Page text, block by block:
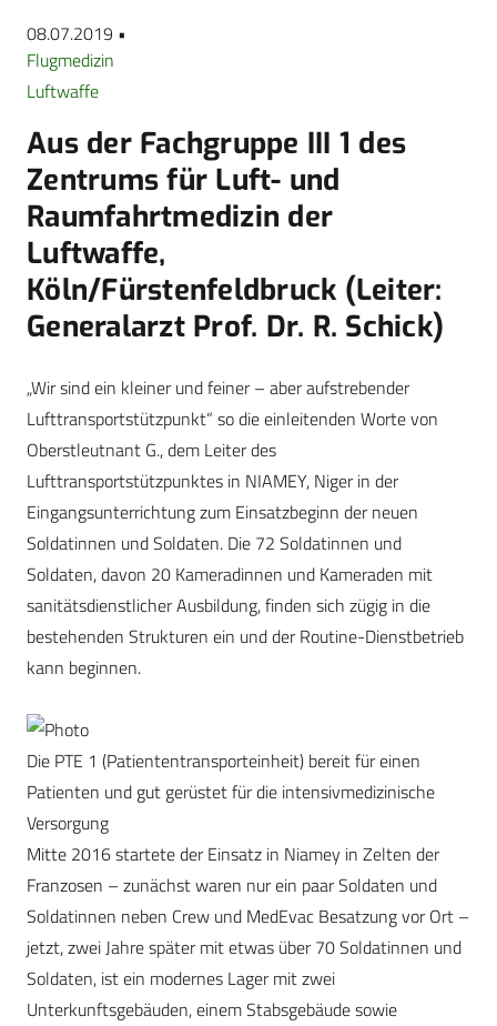
08.07.2019 •
Flugmedizin
Luftwaffe
Aus der Fachgruppe III 1 des
Zentrums für Luft- und
Raumfahrtmedizin der
Luftwaffe,
Köln/Fürstenfeldbruck (Leiter:
Generalarzt Prof. Dr. R. Schick)
„Wir sind ein kleiner und feiner – aber aufstrebender
Lufttransportstützpunkt“ so die einleitenden Worte von
Oberstleutnant G., dem Leiter des
Lufttransportstützpunktes in NIAMEY, Niger in der
Eingangsunterrichtung zum Einsatzbeginn der neuen
Soldatinnen und Soldaten. Die 72 Soldatinnen und
Soldaten, davon 20 Kameradinnen und Kameraden mit
sanitätsdienstlicher Ausbildung, finden sich zügig in die
bestehenden Strukturen ein und der Routine-Dienstbetrieb
kann beginnen.
Die PTE 1 (Patiententransporteinheit) bereit für einen
Patienten und gut gerüstet für die intensivmedizinische
Versorgung
Mitte 2016 startete der Einsatz in Niamey in Zelten der
Franzosen – zunächst waren nur ein paar Soldaten und
Soldatinnen neben Crew und MedEvac Besatzung vor Ort –
jetzt, zwei Jahre später mit etwas über 70 Soldatinnen und
Soldaten, ist ein modernes Lager mit zwei
Unterkunftsgebäuden, einem Stabsgebäude sowie